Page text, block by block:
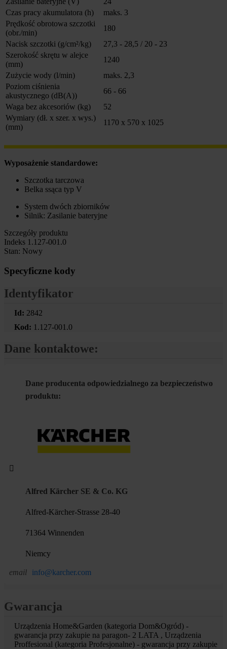
Czas pracy akumulatora (h)
maks. 3
Prędkość obrotowa szczotki
(obr./min)
180
Nacisk szczotki (g/cm²/kg)
27,3 - 28,5 / 20 - 23
Szerokość skrętu w alejce
(mm)
1240
Zużycie wody (l/min)
maks. 2,3
Poziom ciśnienia
akustycznego (dB(A))
66 - 66
Waga bez akcesoriów (kg)
52
Wymiary (dł. x szer. x wys.)
(mm)
1170 x 570 x 1025
Wyposażenie standardowe:
Szczotka tarczowa
Belka ssąca typ V
System dwóch zbiorników
Silnik: Zasilanie bateryjne
Szczegóły produktu
Indeks 1.127-001.0
Stan: Nowy
Specyficzne kody
Identyfikator
Id: 2842
Kod: 1.127-001.0
Dane kontaktowe:
Dane producenta odpowiedzialnego za bezpieczeństwo
produktu:
Alfred Kärcher SE & Co. KG
Alfred-Kärcher-Strasse 28-40
71364 Winnenden
Niemcy
email info@karcher.com
Gwarancja
Urządzenia Home&Garden (kategoria Dom&Ogród) -
gwarancja przy zakupie na paragon- 2 LATA , Urządzenia
Proffesional (kategoria Profesjonalne) - gwarancja przy zakupie